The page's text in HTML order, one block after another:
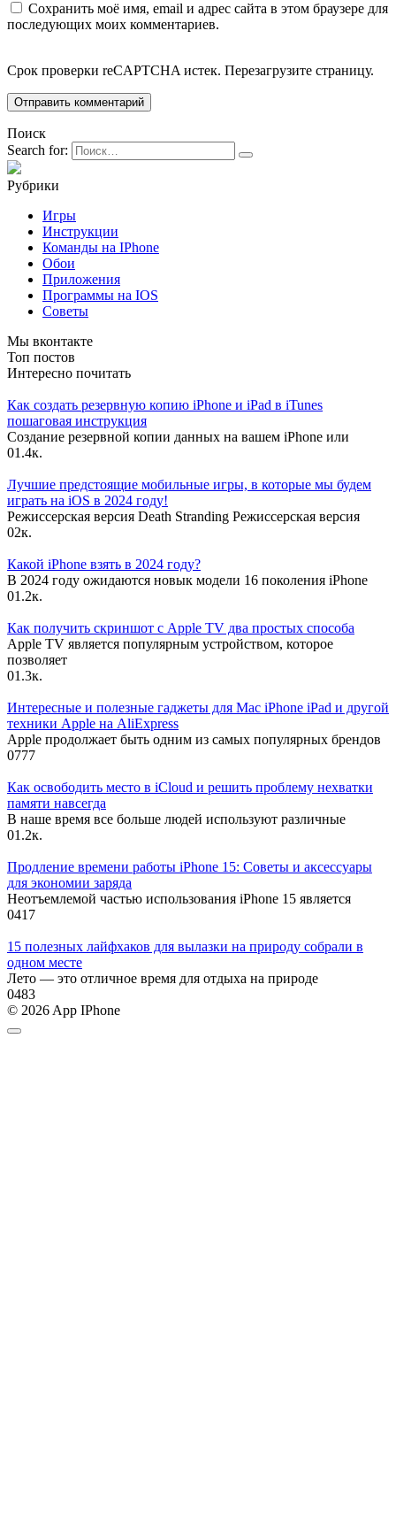
Сохранить моё имя, email и адрес сайта в этом браузере для
последующих моих комментариев.
Срок проверки reCAPTCHA истек. Перезагрузите страницу.
Поиск
Search for:
Рубрики
Игры
Инструкции
Команды на IPhone
Обои
Приложения
Программы на IOS
Советы
Мы вконтакте
Топ постов
Интересно почитать
Как создать резервную копию iPhone и iPad в iTunes
пошаговая инструкция
Создание резервной копии данных на вашем iPhone или
01.4к.
Лучшие предстоящие мобильные игры, в которые мы будем
играть на iOS в 2024 году!
Режиссерская версия Death Stranding Режиссерская версия
02к.
Какой iPhone взять в 2024 году?
В 2024 году ожидаются новык модели 16 поколения iPhone
01.2к.
Как получить скриншот с Apple TV два простых способа
Apple TV является популярным устройством, которое
позволяет
01.3к.
Интересные и полезные гаджеты для Mac iPhone iPad и другой
техники Apple на AliExpress
Apple продолжает быть одним из самых популярных брендов
0777
Как освободить место в iCloud и решить проблему нехватки
памяти навсегда
В наше время все больше людей используют различные
01.2к.
Продление времени работы iPhone 15: Советы и аксессуары
для экономии заряда
Неотъемлемой частью использования iPhone 15 является
0417
15 полезных лайфхаков для вылазки на природу собрали в
одном месте
Лето — это отличное время для отдыха на природе
0483
© 2026 App IPhone